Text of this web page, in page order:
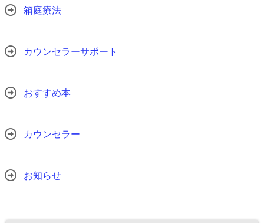
箱庭療法
カウンセラーサポート
おすすめ本
カウンセラー
お知らせ